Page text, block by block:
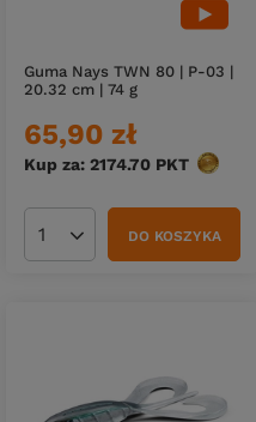
Guma Nays TWN 80 | P-03 |
20.32 cm | 74 g
65,90 zł
Kup za: 2174.70 PKT punktów
Ilość produktówDO KOSZYKA